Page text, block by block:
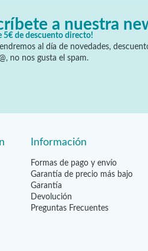
a nuestra
5€ de descuento directo!
al día de novedades,
no nos gusta el spam.
Información
Formas de pago y envío
Garantía de precio más bajo
Garantía
Devolución
Preguntas Frecuentes